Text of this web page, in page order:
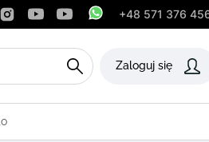
+48 571 376
Zaloguj się